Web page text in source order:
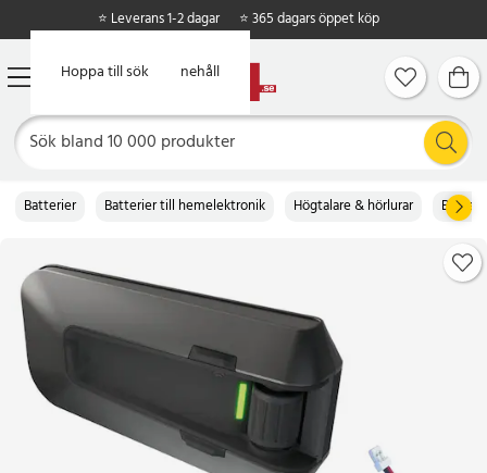
Hoppa till huvudinnehåll
Hoppa till sök
⭐ Leverans 1-2 dagar ⭐ 365 dagars öppet köp
Batterier Batterier till hemelektronik Högtalare & hörlurar